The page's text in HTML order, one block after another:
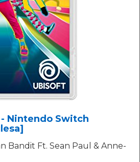
Nintendo Switch
Bandit Ft. Sean Paul & Anne-